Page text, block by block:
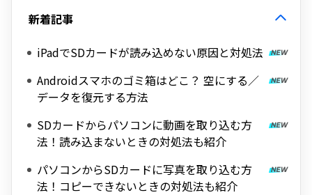
新着記事
iPadでSDカードが読み込めない原因と対処法
Androidスマホのゴミ箱はどこ？ 空にする／
データを復元する方法
SDカードからパソコンに動画を取り込む方
法！読み込まないときの対処法も紹介
パソコンからSDカードに写真を取り込む方
法！コピーできないときの対処法も紹介